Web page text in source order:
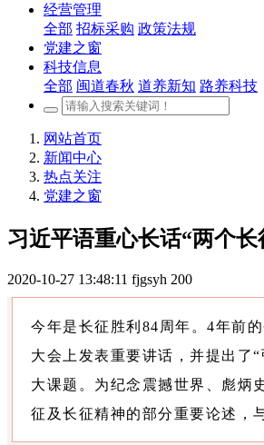
经营管理
全部 招标采购 政策法规
党建之窗
科技信息
全部 闽道春秋 道养新知 路养科技
网站首页
新闻中心
热点关注
党建之窗
习近平语重心长话“两个长
2020-10-27 13:48:11 fjgsyh 200
今年是长征胜利84周年。4年前
大会上发表重要讲话，并提出了
大课题。为纪念震撼世界、彪炳
征及长征精神的部分重要论述，